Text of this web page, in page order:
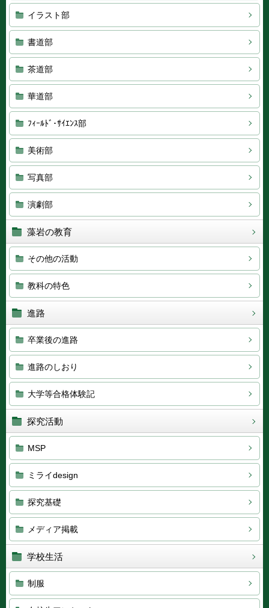
イラスト部
書道部
茶道部
華道部
ﾌｨｰﾙﾄﾞ･ｻｲｴﾝｽ部
美術部
写真部
演劇部
藻岩の教育
その他の活動
教科の特色
進路
卒業後の進路
進路のしおり
大学等合格体験記
探究活動
MSP
ミライdesign
探究基礎
メディア掲載
学校生活
制服